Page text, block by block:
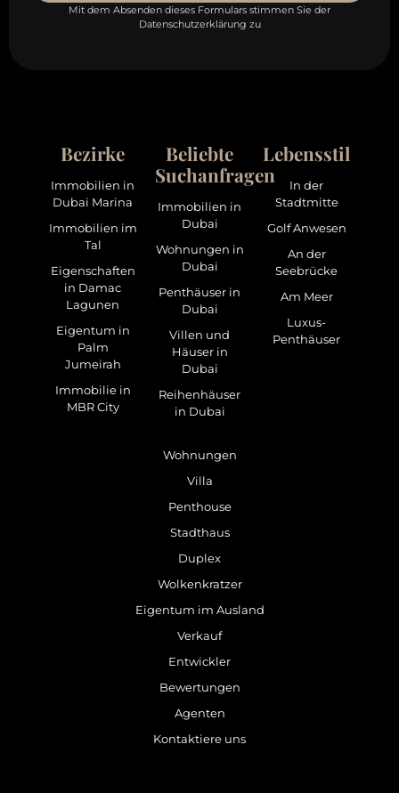
Mit dem Absenden dieses Formulars stimmen Sie der
Datenschutzerklärung zu
Bezirke
Immobilien in
Dubai Marina
Immobilien im
Tal
Eigenschaften
in Damac
Lagunen
Eigentum in
Palm
Jumeirah
Immobilie in
MBR City
Beliebte
Suchanfragen
Immobilien in
Dubai
Wohnungen in
Dubai
Penthäuser in
Dubai
Villen und
Häuser in
Dubai
Reihenhäuser
in Dubai
Lebensstil
In der
Stadtmitte
Golf Anwesen
An der
Seebrücke
Am Meer
Luxus-
Penthäuser
Wohnungen
Villa
Penthouse
Stadthaus
Duplex
Wolkenkratzer
Eigentum im Ausland
Verkauf
Entwickler
Bewertungen
Agenten
Kontaktiere uns